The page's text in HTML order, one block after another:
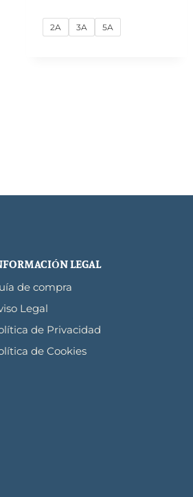
era:
es:
2A 3A 5A
LEGAL
de compra
Legal
de Privacidad
de Cookies